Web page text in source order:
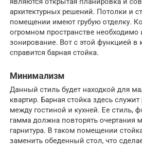
архитектурных решений. Потолки и
помещении имеют грубую отделку.
огромном пространстве необходимо
зонирование. Вот с этой функцией в
справится барная стойка.
Минимализм
Данный стиль будет находкой для
квартир. Барная стойка здесь
между гостиной и кухней. Ее стиль,
гамма должна повторять очертания
гарнитура. В таком помещении
заменить обеденный стол, что